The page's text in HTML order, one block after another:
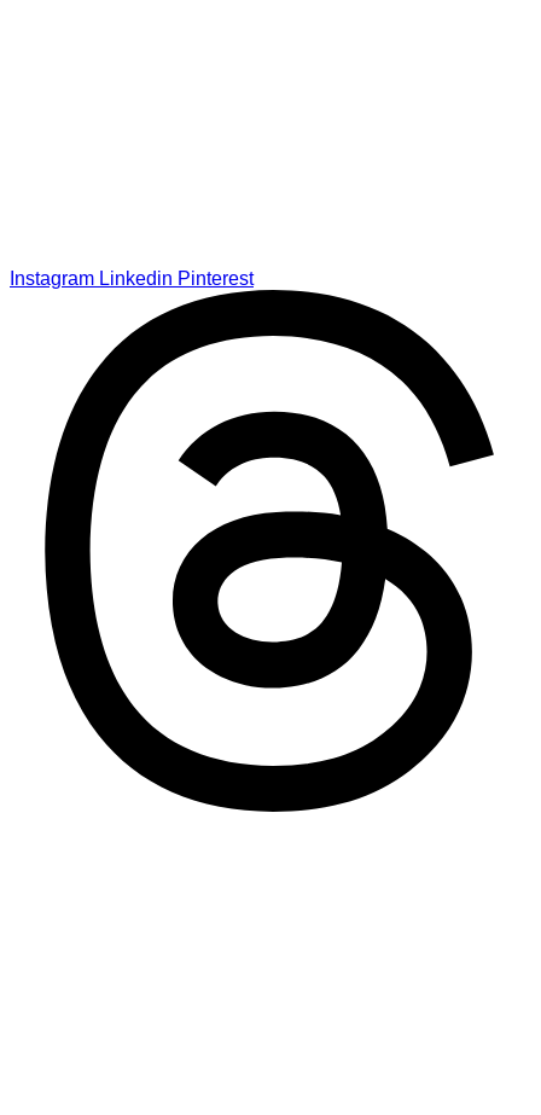
Instagram Linkedin Pinterest